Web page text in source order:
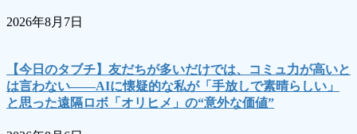
2026年8月7日
【今日のタブチ】友だちが多いだけでは、コミュ力が高いと
は言わない――AIに懐疑的な私が「手放しで素晴らしい」
と思った遠隔ロボ「オリヒメ」の“意外な価値”